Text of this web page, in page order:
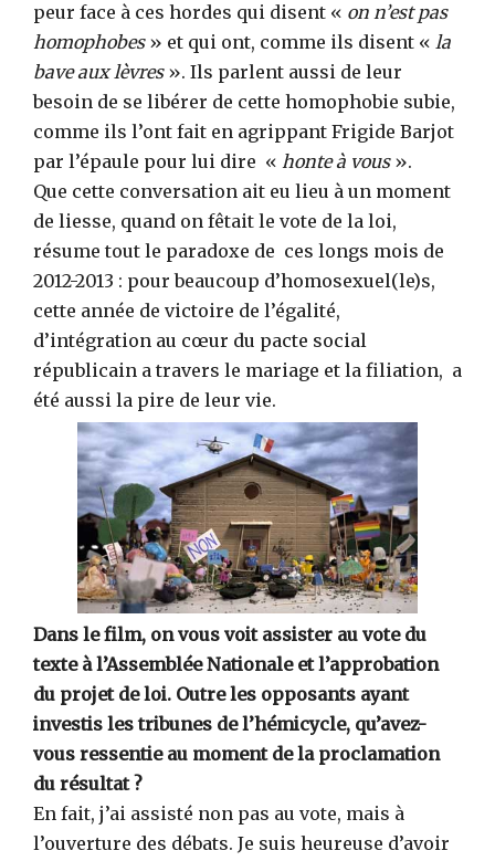
peur face à ces hordes qui disent « on n’est pas
homophobes» et qui ont, comme ils disent « la
bave aux lèvres». Ils parlent aussi de leur
besoin de se libérer de cette homophobie subie,
comme ils l’ont fait en agrippant Frigide Barjot
par l’épaule pour lui dire « honte à vous ».
Que cette conversation ait eu lieu à un moment
de liesse, quand on fêtait le vote de la loi,
résume tout le paradoxe de ces longs mois de
2012-2013 : pour beaucoup d’homosexuel(le)s,
cette année de victoire de l’égalité,
d’intégration au cœur du pacte social
républicain a travers le mariage et la filiation, a
été aussi la pire de leur vie.
Dans le film, on vous voit assister au vote du
texte à l’Assemblée Nationale et l’approbation
du projet de loi. Outre les opposants ayant
investis les tribunes de l’hémicycle, qu’avez-
vous ressentie au moment de la proclamation
du résultat ?
En fait, j’ai assisté non pas au vote, mais à
l’ouverture des débats. Je suis heureuse d’avoir